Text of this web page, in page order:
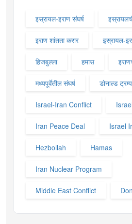
इस्रायल-इराण संघर्ष
इराण शांतता करार इस्रायल-
हिजबुल्ला हमास
मध्यपूर्वेतील संघर्ष डोनाल्ड ट्रम्प
Israel-Iran Conflict
Iran Peace Deal Israel
Hezbollah Hamas
Iran Nuclear Program
Middle East Conflict